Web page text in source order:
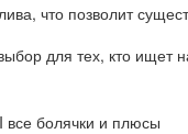
что позволит
для тех, кто ищет
все болячки и плюсы